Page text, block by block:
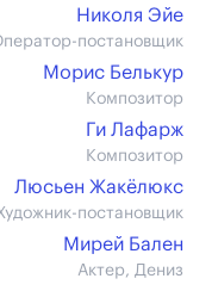
Николя Эйе
постановщик
Морис Белькур
Композитор
Ги Лафарж
Композитор
Люсьен Жакёлюкс
постановщик
Мирей Бален
Актер, Дениз